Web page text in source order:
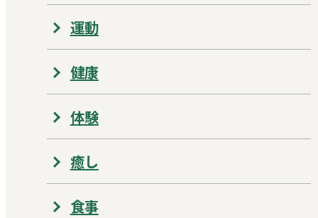
運動
健康
体験
癒し
食事